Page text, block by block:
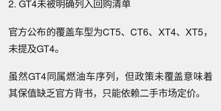
2. GT4未被明确列入回购清单
官方公布的覆盖车型为CT5、CT6、XT4、XT5，
未提及GT4。
虽然GT4同属燃油车序列，但政策未覆盖意味着
其保值缺乏官方背书，只能依赖二手市场定价。